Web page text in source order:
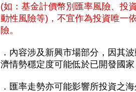
(如：基金計價幣別匯率風險、投
動性風險等)，不宜作為投資唯一
險。
．內容涉及新興市場部分，因其
濟情勢穩定度可能低於已開發國
．匯率走勢亦可能影響所投資之